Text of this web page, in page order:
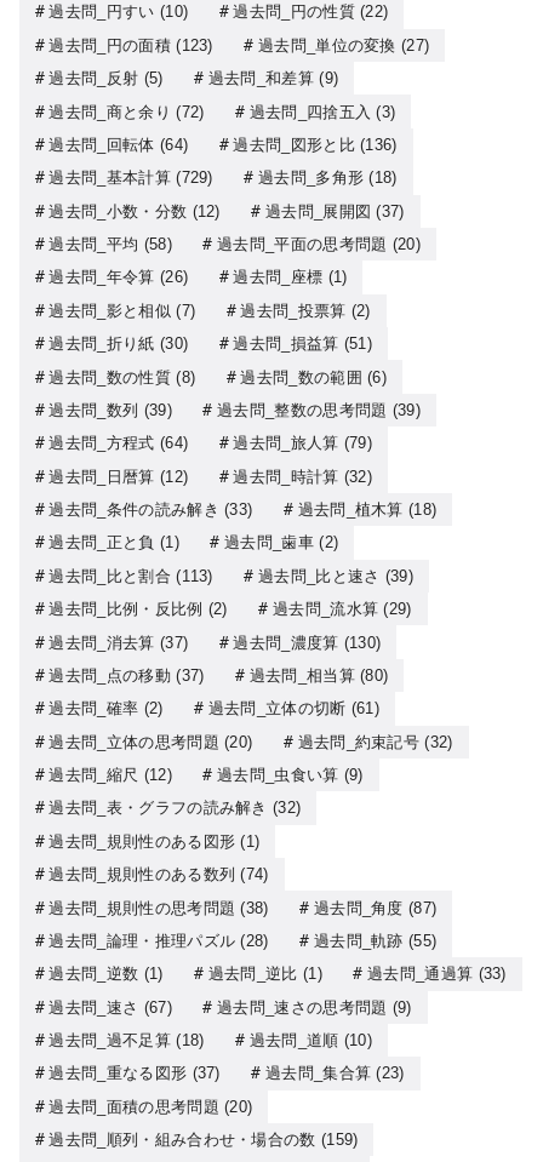
過去問_円すい (10) 過去問_円の性質(22)
過去問_円の面積(123) 過去問_単位の変換 (27)
過去問_反射 (5) 過去問_和差算(9)
過去問_商と余り (72) 過去問_四捨五入 (3)
過去問_回転体 (64) 過去問_図形と比(136)
過去問_基本計算(729) 過去問_多角形 (18)
過去問_小数・分数 (12) 過去問_展開図 (37)
過去問_平均 (58) 過去問_平面の思考問題 (20)
過去問_年令算 (26) 過去問_座標 (1)
過去問_影と相似 (7) 過去問_投票算 (2)
過去問_折り紙 (30) 過去問_損益算 (51)
過去問_数の性質(8) 過去問_数の範囲 (6)
過去問_数列 (39) 過去問_整数の思考問題 (39)
過去問_方程式 (64) 過去問_旅人算 (79)
過去問_日暦算 (12) 過去問_時計算 (32)
過去問_条件の読み解き (33) 過去問_植木算 (18)
過去問_正と負 (1) 過去問_歯車(2)
過去問_比と割合(113) 過去問_比と速さ (39)
過去問_比例・反比例 (2) 過去問_流水算 (29)
過去問_消去算 (37) 過去問_濃度算 (130)
過去問_点の移動(37) 過去問_相当算(80)
過去問_確率 (2) 過去問_立体の切断 (61)
過去問_立体の思考問題 (20) 過去問_約束記号 (32)
過去問_縮尺 (12) 過去問_虫食い算 (9)
過去問_表・グラフの読み解き (32)
過去問_規則性のある図形 (1)
過去問_規則性のある数列 (74)
過去問_規則性の思考問題 (38) 過去問_角度 (87)
過去問_論理・推理パズル (28) 過去問_軌跡 (55)
過去問_逆数 (1) 過去問_逆比 (1) 過去問_通過算 (33)
過去問_速さ (67) 過去問_速さの思考問題 (9)
過去問_過不足算(18) 過去問_道順 (10)
過去問_重なる図形 (37) 過去問_集合算 (23)
過去問_面積の思考問題 (20)
過去問_順列・組み合わせ・場合の数 (159)